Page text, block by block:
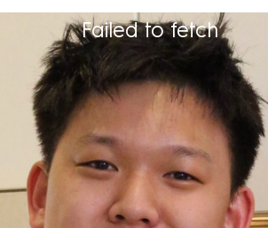
Failed to fetch
Gymnázium Matyáše
studoval dva roky na
studií pracoval na
jako číšník.